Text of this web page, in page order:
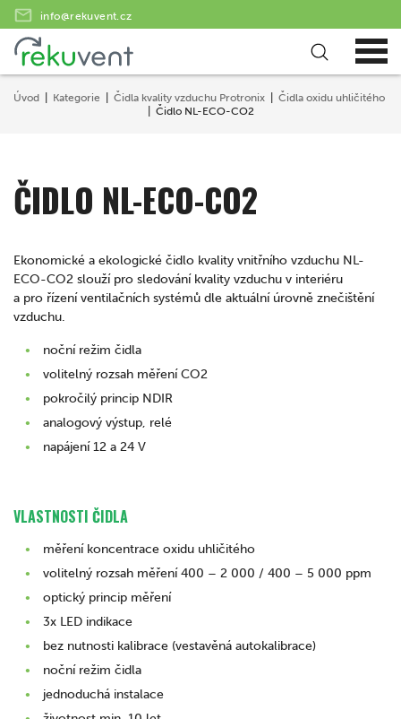
info@rekuvent.cz
Úvod Kategorie Čidla kvality vzduchu Protronix
Čidla oxidu uhličitého
Čidlo NL-ECO-CO2
ČIDLO NL-ECO-CO2
Ekonomické a ekologické čidlo kvality vnitřního vzduchu NL-
ECO-CO2 slouží pro sledování kvality vzduchu v interiéru
a pro řízení ventilačních systémů dle aktuální úrovně znečištění
vzduchu.
noční režim čidla
volitelný rozsah měření CO2
pokročilý princip NDIR
analogový výstup, relé
napájení 12 a 24 V
VLASTNOSTI ČIDLA
měření koncentrace oxidu uhličitého
volitelný rozsah měření 400 – 2 000 / 400 – 5 000 ppm
optický princip měření
3x LED indikace
bez nutnosti kalibrace (vestavěná autokalibrace)
noční režim čidla
jednoduchá instalace